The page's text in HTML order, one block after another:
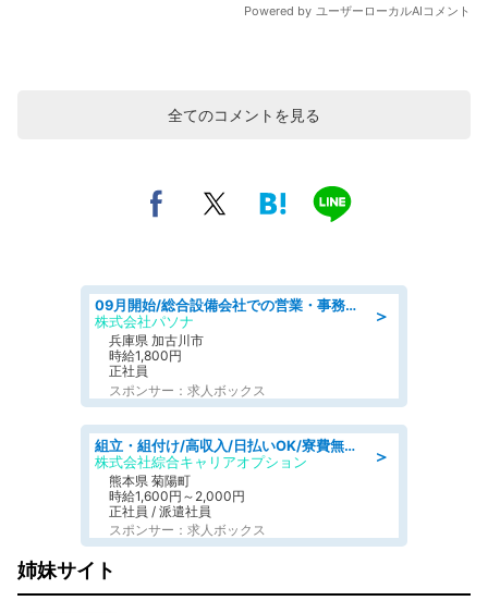
全てのコメントを見る
＞
09月開始/総合設備会社での営業・事務のお仕事/車通勤可/賞与あり/営業/営業事務
株式会社パソナ
兵庫県 加古川市
時給1,800円
正社員
スポンサー：求人ボックス
＞
組立・組付け/高収入/日払いOK/寮費無料/交替制/20・30・40代活躍中
株式会社綜合キャリアオプション
熊本県 菊陽町
時給1,600円～2,000円
正社員 / 派遣社員
スポンサー：求人ボックス
姉妹サイト